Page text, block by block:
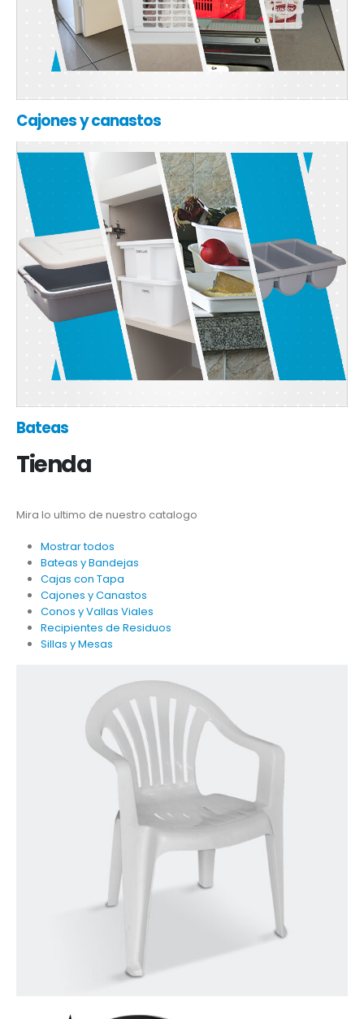
Cajones y canastos
Bateas
Tienda
Mira lo ultimo de nuestro catalogo
Mostrar todos
Bateas y Bandejas
Cajas con Tapa
Cajones y Canastos
Conos y Vallas Viales
Recipientes de Residuos
Sillas y Mesas